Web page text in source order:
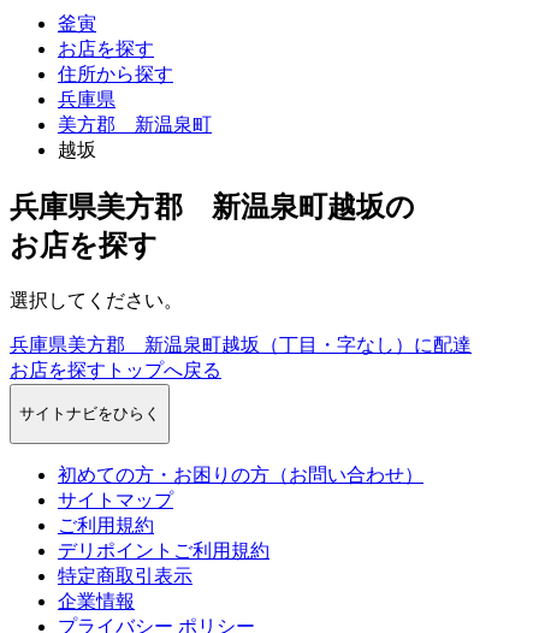
釜寅
お店を探す
住所から探す
兵庫県
美方郡 新温泉町
越坂
兵庫県美方郡 新温泉町越坂の
お店を探す
選択してください。
兵庫県美方郡 新温泉町越坂（丁目・字なし）に配達
お店を探すトップへ戻る
サイトナビをひらく
初めての方・お困りの方（お問い合わせ）
サイトマップ
ご利用規約
デリポイントご利用規約
特定商取引表示
企業情報
プライバシー ポリシー